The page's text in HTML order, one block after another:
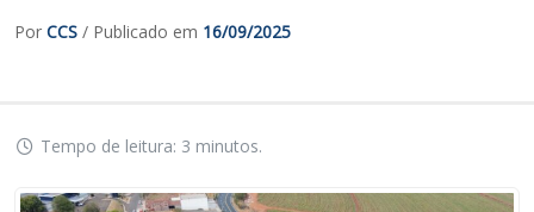
Por CCS / Publicado em 16/09/2025
Tempo de leitura: 3 minutos.